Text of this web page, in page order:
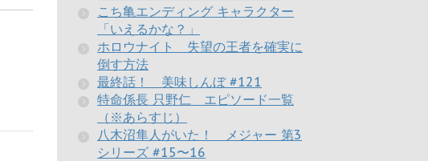
こち亀エンディング キャラクター
「いえるかな？」
ホロウナイト 失望の王者を確実に
倒す方法
最終話！ 美味しんぼ #121
特命係長 只野仁 エピソード一覧
（※あらすじ）
八木沼隼人がいた！ メジャー 第3
シリーズ #15〜16